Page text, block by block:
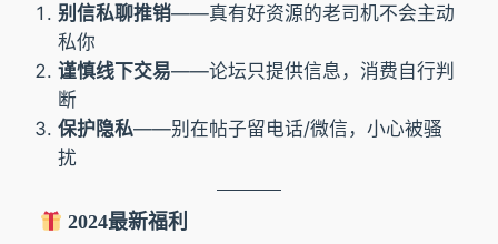
别信私聊推销——真有好资源的老司机不会主动
私你
谨慎线下交易——论坛只提供信息，消费自行判
断
保护隐私——别在帖子留电话/微信，小心被骚
扰
2024最新福利